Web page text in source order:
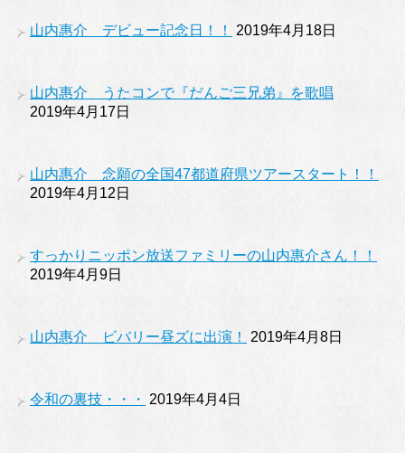
山内惠介 デビュー記念日！！ 2019年4月18日
山内惠介 うたコンで『だんご三兄弟』を歌唱
2019年4月17日
山内惠介 念願の全国47都道府県ツアースタート！！
2019年4月12日
すっかりニッポン放送ファミリーの山内惠介さん！！
2019年4月9日
山内惠介 ビバリー昼ズに出演！ 2019年4月8日
令和の裏技・・・ 2019年4月4日